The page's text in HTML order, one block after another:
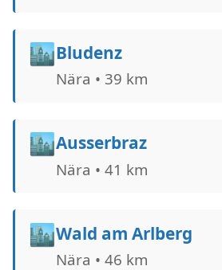
🏙️Bludenz
Nära • 39 km
🏙️Ausserbraz
Nära • 41 km
🏙️Wald am Arlberg
Nära • 46 km